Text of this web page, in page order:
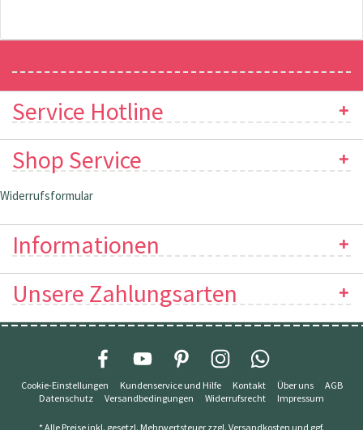
Service Hotline
Shop Service
Widerrufsformular
Informationen
Unsere Zahlungsarten
Cookie-Einstellungen Kundenservice und Hilfe Kontakt Über uns
AGB
Datenschutz
Versandbedingungen Widerrufsrecht Impressum
* Alle Preise inkl. gesetzl. Mehrwertsteuer zzgl. Versandkosten und ggf.